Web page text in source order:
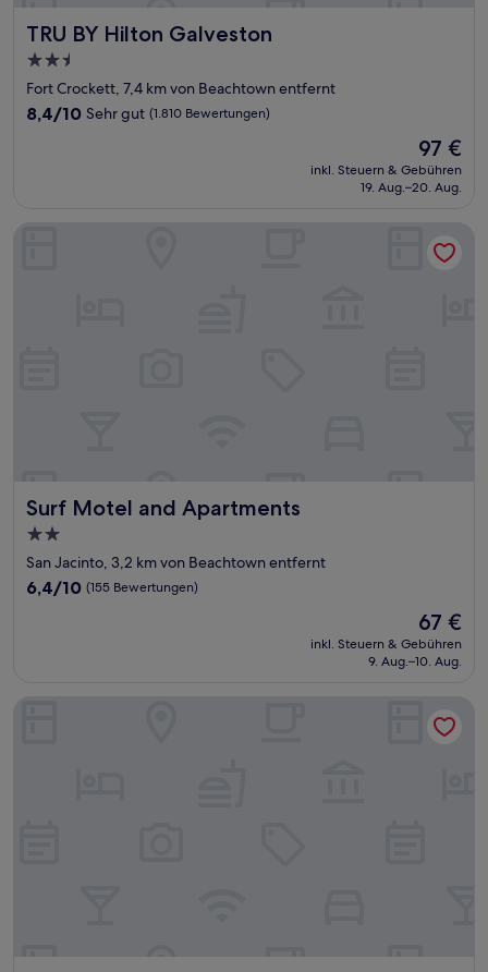
TRU BY Hilton Galveston
TRU BY Hilton Galveston
2.5-
Sterne-
Unterkunft
Fort Crockett, 7,4 km von Beachtown entfernt
8.4
Bewertungen)
8,4/10 Sehr gut (1.810 Bewertungen)
Der
Preis
beträgt
97 €
inkl. Steuern & Gebühren
19. Aug.–20. Aug.
Surf Motel and Apartments
Surf Motel and Apartments
2.0-
Sterne-
Unterkunft
San Jacinto, 3,2 km von Beachtown entfernt
6.4
6,4/10 (155 Bewertungen)
Der
Preis
beträgt
67 €
inkl. Steuern & Gebühren
9. Aug.–10. Aug.
Surf Motel and Apartments